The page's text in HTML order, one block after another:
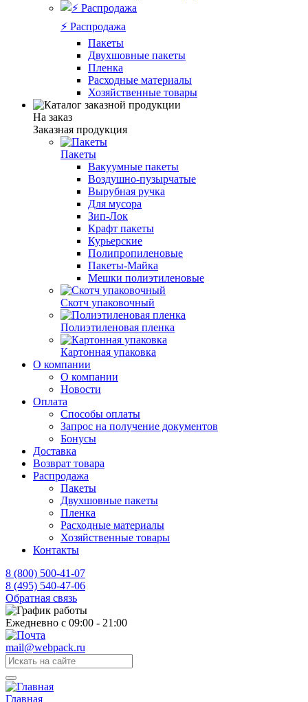
⚡️ Распродажа
Пакеты
Двухшовные пакеты
Пленка
Расходные материалы
Хозяйственные товары
На заказ
Заказная продукция
Пакеты
Вакуумные пакеты
Воздушно-пузырчатые
Вырубная ручка
Для мусора
Зип-Лок
Крафт пакеты
Курьерские
Полипропиленовые
Пакеты-Майка
Мешки полиэтиленовые
Скотч упаковочный
Полиэтиленовая пленка
Картонная упаковка
О компании
О компании
Новости
Оплата
Способы оплаты
Запрос на получение документов
Бонусы
Доставка
Возврат товара
Распродажа
Пакеты
Двухшовные пакеты
Пленка
Расходные материалы
Хозяйственные товары
Контакты
8 (800) 500-41-07
8 (495) 540-47-06
Обратная связь
Ежедневно с 09:00 - 21:00
mail@webpack.ru
Главная